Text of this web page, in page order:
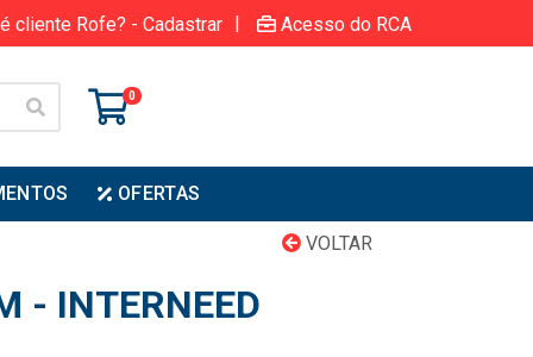
cliente Rofe? - Cadastrar | Acesso do RCA
0
OFERTAS
VOLTAR
- INTERNEED